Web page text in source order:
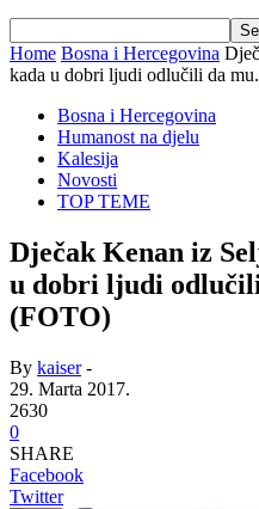
Home Bosna i Hercegovina
kada u dobri ljudi odlučili da
Bosna i Hercegovina
Humanost na djelu
Kalesija
Novosti
TOP TEME
Dječak Kenan iz
u dobri ljudi
(FOTO)
By kaiser-
29. Marta 2017.
2630
0
SHARE
Facebook
Twitter